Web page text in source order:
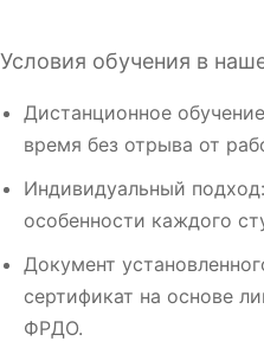
Условия обучения в
Дистанционное
время без отрыва от
Индивидуальный
особенности каждого
Документ
сертификат на основе
ФРДО.